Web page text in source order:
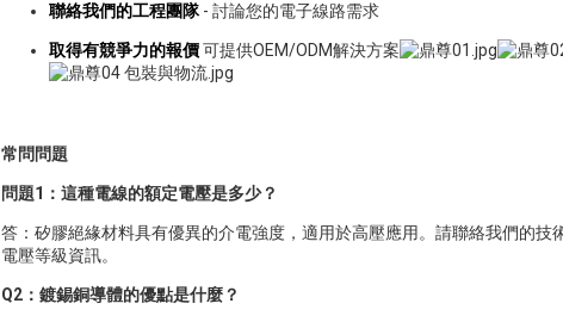
聯絡我們的工程團隊- 討論您的電子線路需求
取得有競爭力的報價可提供OEM/ODM解決方案
常問問題
問題1：這種電線的額定電壓是多少？
答：矽膠絕緣材料具有優異的介電強度，適用於高壓應用。請聯絡我們的技
電壓等級資訊。
Q2：鍍錫銅導體的優點是什麼？